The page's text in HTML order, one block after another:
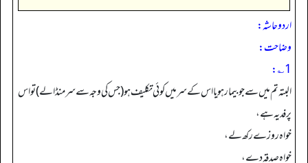
اردو حاشہ:
وضاحت:
1؎:
البتہ تم میں سے جو بیمار ہو یا اس کے سر میں کوئی تکلیف ہو (جس کی وجہ سے سر منڈا لے) تو اس
پر فدیہ ہے،
خواہ روزے رکھ لے،
خواہ صدقہ دے،